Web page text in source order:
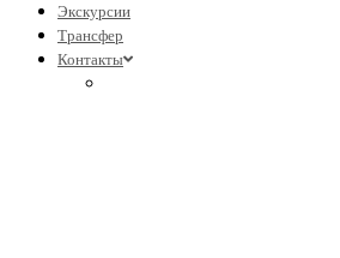
Экскурсии
Трансфер
Контакты